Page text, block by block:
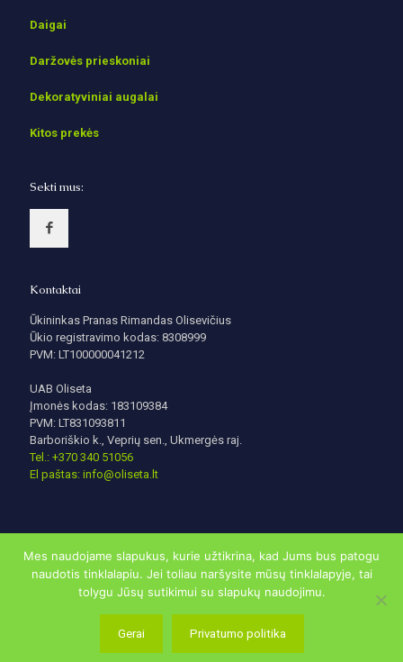
Daigai
Daržovės prieskoniai
Dekoratyviniai augalai
Kitos prekės
Sekti mus:
Kontaktai
Ūkininkas Pranas Rimandas Olisevičius
Ūkio registravimo kodas: 8308999
PVM: LT100000041212
UAB Oliseta
Įmonės kodas: 183109384
PVM: LT831093811
Barboriškio k., Veprių sen., Ukmergės raj.
Tel.: +370 340 51056
El paštas: info@oliseta.lt
© 2020 | oliseta.lt visos teisės saugomos. Sukurta
Mes naudojame slapukus, kurie užtikrina, kad Jums bus patogu
naudotis tinklalapiu. Jei toliau naršysite mūsų tinklalapyje, tai
tolygu Jūsų sutikimui su slapukų naudojimu.
Gerai Privatumo politika